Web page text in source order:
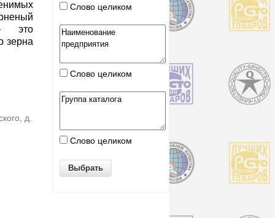
это
зерна
д.
Слово целиком
Слово целиком
Слово целиком